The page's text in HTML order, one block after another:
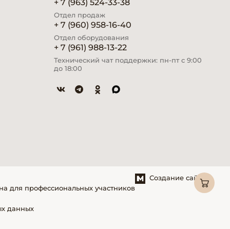
+ 7 (963) 524-33-38
Отдел продаж
+ 7 (960) 958-16-40
Отдел оборудования
+ 7 (961) 988-13-22
Технический чат поддержки: пн-пт с 9:00
до 18:00
для профессиональных участников
данных
Создание сайтов